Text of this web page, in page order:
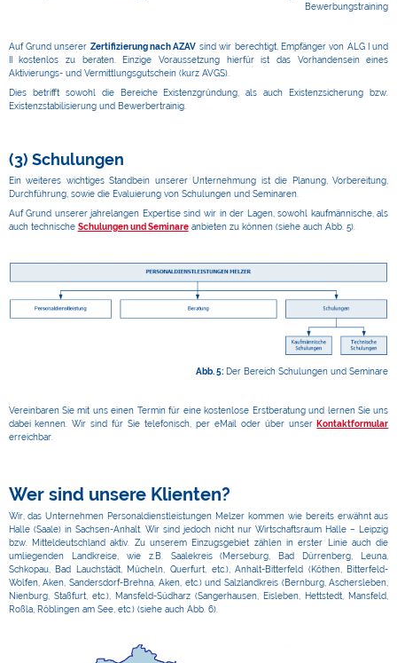
Bewerbungstraining
Auf Grund unserer Zertifizierung nach AZAV sind wir berechtigt, Empfänger von ALG I und
II kostenlos zu beraten. Einzige Voraussetzung hierfür ist das Vorhandensein eines
Aktivierungs- und Vermittlungsgutschein (kurz AVGS).
Dies betrifft sowohl die Bereiche Existenzgründung, als auch Existenzsicherung bzw.
Existenzstabilisierung und Bewerbertrainig.
(3) Schulungen
Ein weiteres wichtiges Standbein unserer Unternehmung ist die Planung, Vorbereitung,
Durchführung, sowie die Evaluierung von Schulungen und Seminaren.
Auf Grund unserer jahrelangen Expertise sind wir in der Lagen, sowohl kaufmännische, als
auch technische Schulungen und Seminareanbieten zu können (siehe auch Abb. 5).
Abb. 5: Der Bereich Schulungen und Seminare
Vereinbaren Sie mit uns einen Termin für eine kostenlose Erstberatung und lernen Sie uns
dabei kennen. Wir sind für Sie telefonisch, per eMail oder über unser Kontaktformular
erreichbar.
Wer sind unsere Klienten?
Wir, das Unternehmen Personaldienstleistungen Melzer kommen wie bereits erwähnt aus
Halle (Saale) in Sachsen-Anhalt. Wir sind jedoch nicht nur Wirtschaftsraum Halle – Leipzig
bzw. Mitteldeutschland aktiv. Zu unserem Einzugsgebiet zählen in erster Linie auch die
umliegenden Landkreise, wie z.B. Saalekreis (Merseburg, Bad Dürrenberg, Leuna,
Schkopau, Bad Lauchstädt, Mücheln, Querfurt, etc.), Anhalt-Bitterfeld (Köthen, Bitterfeld-
Wolfen, Aken, Sandersdorf-Brehna, Aken, etc.) und Salzlandkreis (Bernburg, Aschersleben,
Nienburg, Staßfurt, etc.), Mansfeld-Südharz (Sangerhausen, Eisleben, Hettstedt, Mansfeld,
Roßla, Röblingen am See, etc.) (siehe auch Abb. 6).